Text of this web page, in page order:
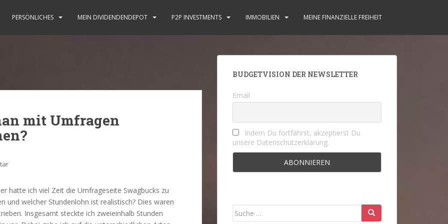
PERSÖNLICHES MEIN DIVIDENDENDEPOT P2P INVESTMENTS IMMOBILIEN MEINE FINANZIELLE FREIHEIT
mit Umfragen
hatte ich viel Zeit die Umfrageseite Swagbucks zu
und welcher Stundenlohn ist realistisch? Dies waren
Insgesamt steckte ich zweieinhalb Stunden
BUDGETVISION DER NEWSLETTER
Email
Indem Du fortfährst, akzeptierst Du
unsere Datenschutzerklärung.
Suche